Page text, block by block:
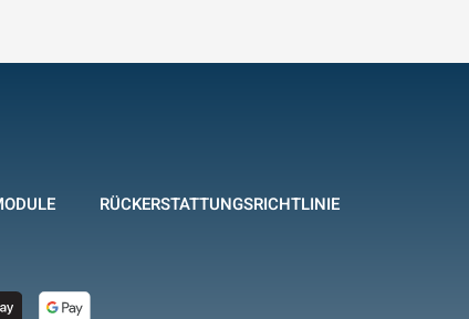
RÜCKERSTATTUNGSRICHTLINIE